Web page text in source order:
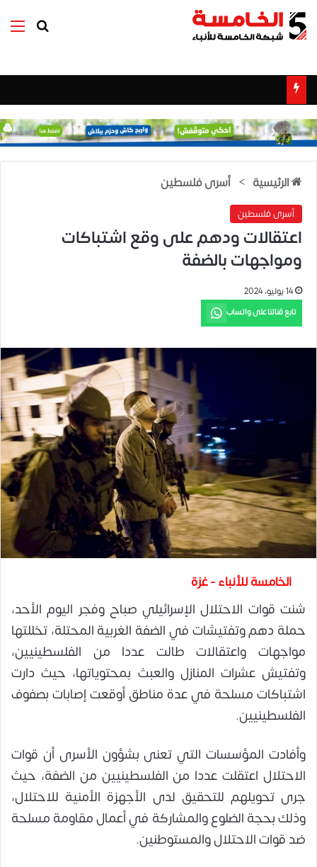
بحث عن
الرئيسية > أسرى فلسطين
أسرى فلسطين
اعتقالات ودهم على وقع اشتباكات
ومواجهات بالضفة
14 يوليو، 2024
تابع قناتنا على واتساب
الخامسة للأنباء - غزة
شنت قوات الاحتلال الإسرائيلي صباح وفجر اليوم الأحد،
حملة دهم وتفتيشات في الضفة الغربية المحتلة، تخللتها
مواجهات واعتقالات طالت عددا من الفلسطينيين،
وتفتيش عشرات المنازل والعبث بمحتوياتها، حيث دارت
اشتباكات مسلحة في عدة مناطق أوقعت إصابات بصفوف
الفلسطينيين.
وأفادت المؤسسات التي تعنى بشؤون الأسرى أن قوات
الاحتلال اعتقلت عددا من الفلسطينيين من الضفة، حيث
جرى تحويلهم للتحقيق لدى الأجهزة الأمنية للاحتلال،
وذلك بحجة الضلوع والمشاركة في أعمال مقاومة مسلحة
ضد قوات الاحتلال والمستوطنين.